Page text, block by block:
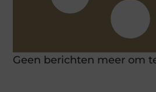
Geen berichten meer om